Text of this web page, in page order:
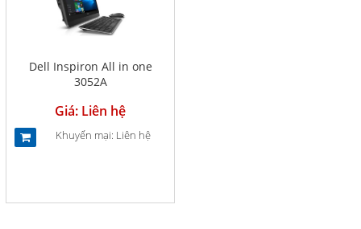
Dell Inspiron All in one
3052A
Giá: Liên hệ
Khuyến mại: Liên hệ